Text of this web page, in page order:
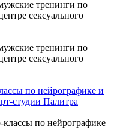
по нейрографике и
студии Палитра